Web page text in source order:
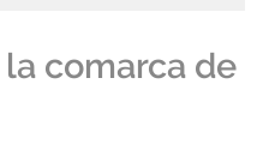
comarca de